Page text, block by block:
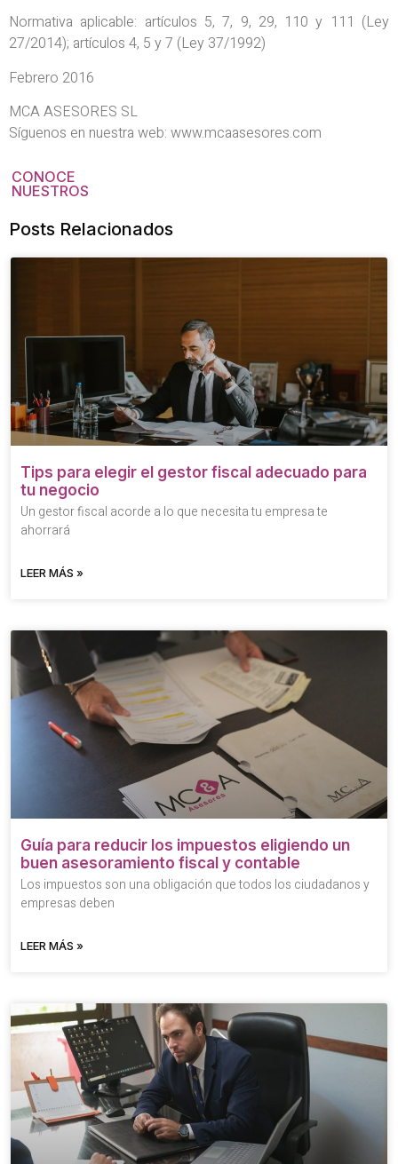
Normativa aplicable: artículos 5, 7, 9, 29, 110 y 111 (Ley
27/2014); artículos 4, 5 y 7 (Ley 37/1992)
Febrero 2016
MCA ASESORES SL
Síguenos en nuestra web: www.mcaasesores.com
CONOCE
NUESTROS
Posts Relacionados
Tips para elegir el gestor fiscal adecuado para
tu negocio
Un gestor fiscal acorde a lo que necesita tu empresa te
ahorrará
LEER MÁS »
Guía para reducir los impuestos eligiendo un
buen asesoramiento fiscal y contable
Los impuestos son una obligación que todos los ciudadanos y
empresas deben
LEER MÁS »